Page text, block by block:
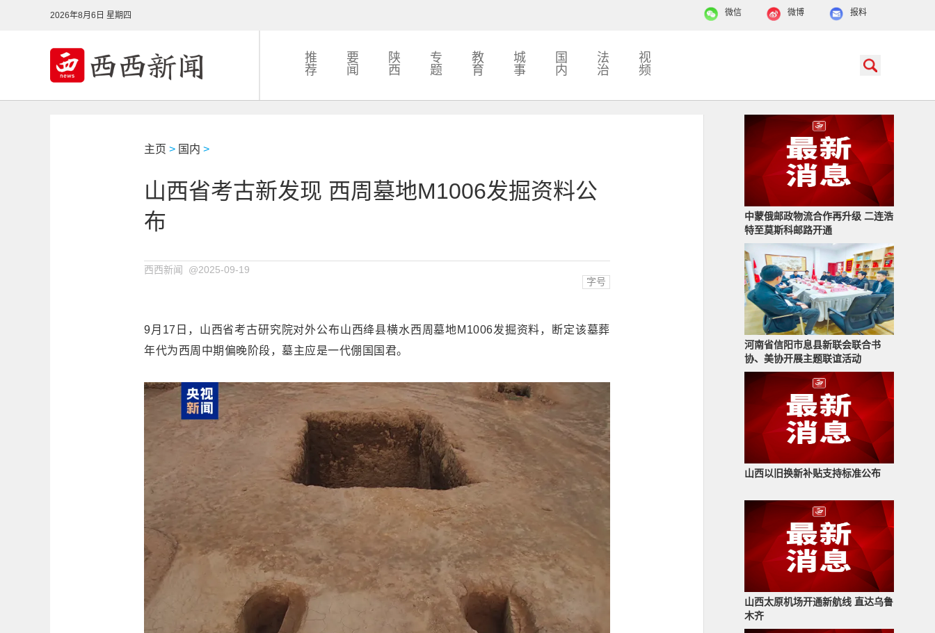
2026年8月6日 星期四 报料
微博
微信
推
荐
要
闻
陕
西
专
题
教
育
城
事
国
内
法
治
视
频
主页 > 国内 >
山西省考古新发现 西周墓地M1006发掘资料公
布
西西新闻 @2025-09-19
字号
9月17日，山西省考古研究院对外公布山西绛县横水西周墓地M1006发掘资料，断定该墓葬
年代为西周中期偏晚阶段，墓主应是一代倗国国君。
中蒙俄邮政物流合作再升级 二连浩
特至莫斯科邮路开通
河南省信阳市息县新联会联合书
协、美协开展主题联谊活动
山西以旧换新补贴支持标准公布
山西太原机场开通新航线 直达乌鲁
木齐